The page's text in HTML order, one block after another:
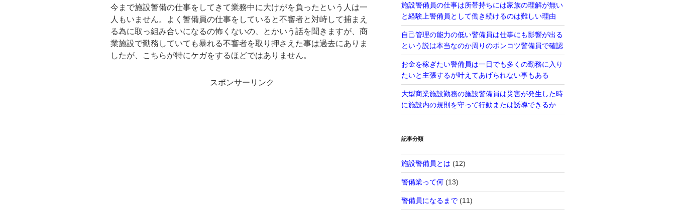
今まで施設警備の仕事をしてきて業務中に大けがを負ったという人は一
人もいません。よく警備員の仕事をしていると不審者と対峙して捕まえ
る為に取っ組み合いになるの怖くないの、とかいう話を聞きますが、商
業施設で勤務していても暴れる不審者を取り押さえた事は過去にありま
したが、こちらが特にケガをするほどではありません。
スポンサーリンク
施設警備員の仕事は所帯持ちには家族の理解が無い
と経験上警備員として働き続けるのは難しい理由
自己管理の能力の低い警備員は仕事にも影響が出る
という説は本当なのか周りのポンコツ警備員で確認
お金を稼ぎたい警備員は一日でも多くの勤務に入り
たいと主張するが叶えてあげられない事もある
大型商業施設勤務の施設警備員は災害が発生した時
に施設内の規則を守って行動または誘導できるか
記事分類
施設警備員とは (12)
警備業って何(13)
警備員になるまで(11)